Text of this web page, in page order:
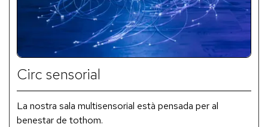
Circ sensorial
La nostra sala multisensorial està pensada per al
benestar de tothom.